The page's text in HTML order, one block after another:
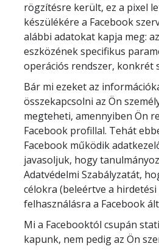
rögzítésre került, ez a pixel
készülékére a Facebook
alábbi adatokat kapja meg:
eszközének specifikus
operációs rendszer, konkrét
Bár mi ezeket az
összekapcsolni az Ön
megteheti, amennyiben Ön
Facebook profillal. Tehát
Facebook működik
javasoljuk, hogy
Adatvédelmi Szabályzatát,
célokra (beleértve a
felhasználásra a Facebook
Mi a Facebooktól csupán
kapunk, nem pedig az Ön